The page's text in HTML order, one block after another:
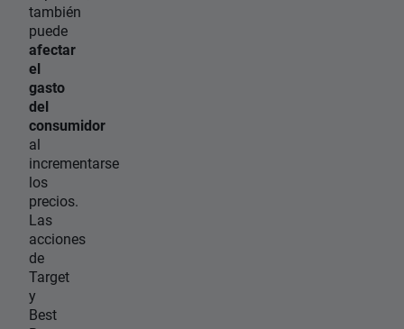
también
puede
afectar
el
gasto
del
consumidor
al
incrementarse
los
precios.
Las
acciones
de
Target
y
Best